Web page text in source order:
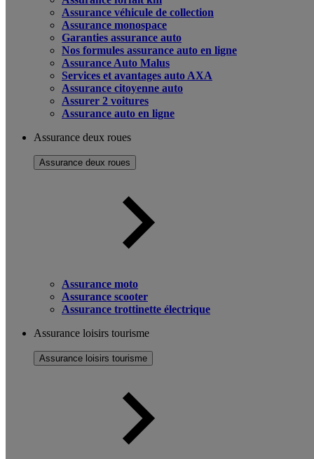
Assurance véhicule de collection
Assurance monospace
Garanties assurance auto
Nos formules assurance auto en ligne
Assurance Auto Malus
Services et avantages auto AXA
Assurance citoyenne auto
Assurer 2 voitures
Assurance auto en ligne
Assurance deux roues
Assurance deux roues
Assurance moto
Assurance scooter
Assurance trottinette électrique
Assurance loisirs tourisme
Assurance loisirs tourisme